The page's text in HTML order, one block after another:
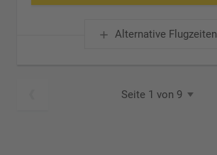
Alternative Flugzeiten
Seite 1 von 9